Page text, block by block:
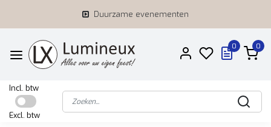
Duurzame evenementen
0 0
Incl. btw
Excl. btw